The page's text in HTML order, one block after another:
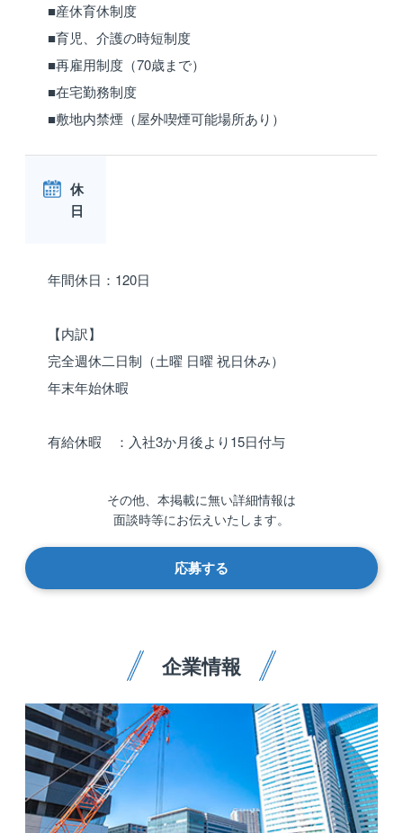
■産休育休制度
■育児、介護の時短制度
■再雇用制度（70歳まで）
■在宅勤務制度
■敷地内禁煙（屋外喫煙可能場所あり）
休
日
年間休日：120日
【内訳】
完全週休二日制（土曜 日曜 祝日休み）
年末年始休暇
有給休暇 ：入社3か月後より15日付与
その他、本掲載に無い詳細情報は
面談時等にお伝えいたします。
応募する
企業情報